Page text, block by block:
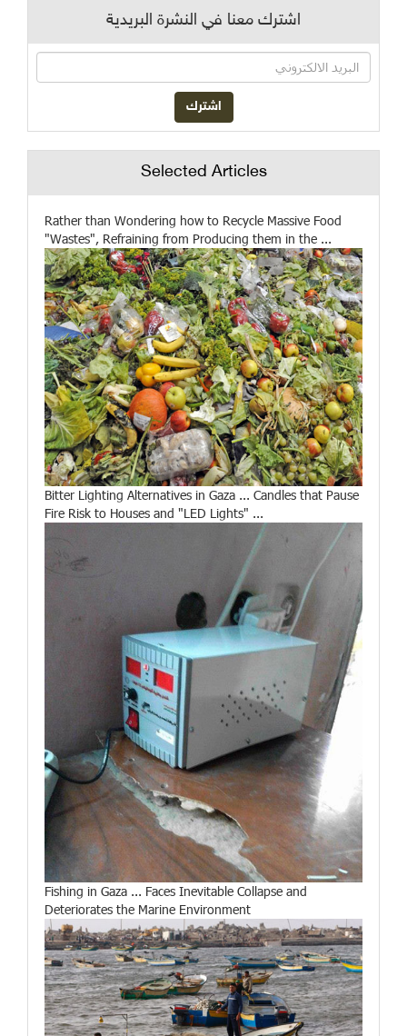
اشترك معنا في النشرة البريدية
Selected Articles
Rather than Wondering how to Recycle Massive Food
"Wastes", Refraining from Producing them in the ...
Bitter Lighting Alternatives in Gaza ... Candles that Pause
Fire Risk to Houses and "LED Lights" ...
Fishing in Gaza ... Faces Inevitable Collapse and
Deteriorates the Marine Environment